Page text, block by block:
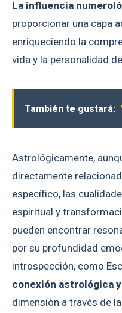
La influencia
proporcionar una capa
enriqueciendo la
vida y la personalidad
También te gustará:
Astrológicamente,
directamente
específico, las
espiritual y
pueden encontrar
por su profundidad
introspección, como
conexión astrológica
dimensión a través de